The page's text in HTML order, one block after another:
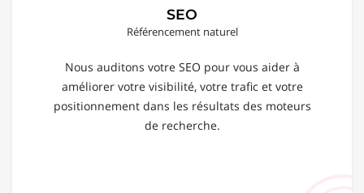
SEO
Référencement naturel
Nous auditons votre SEO pour vous aider à
améliorer votre visibilité, votre trafic et votre
positionnement dans les résultats des moteurs
de recherche.